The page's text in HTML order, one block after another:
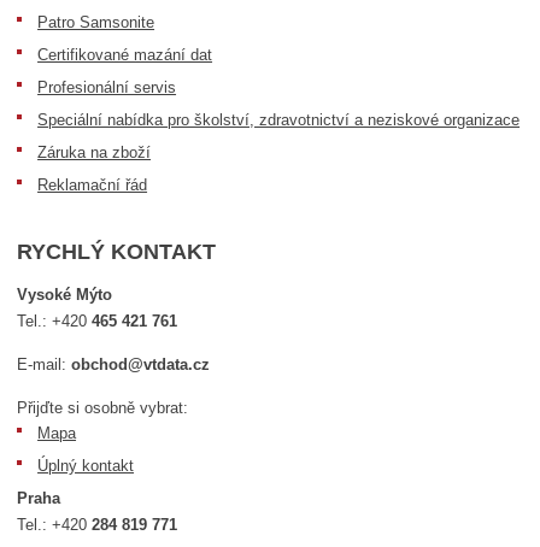
Patro Samsonite
Certifikované mazání dat
Profesionální servis
Speciální nabídka pro školství, zdravotnictví a neziskové organizace
Záruka na zboží
Reklamační řád
RYCHLÝ KONTAKT
Vysoké Mýto
Tel.:+420465 421 761
E-mail:obchod@vtdata.cz
Přijďte si osobně vybrat:
Mapa
Úplný kontakt
Praha
Tel.:+420284 819 771